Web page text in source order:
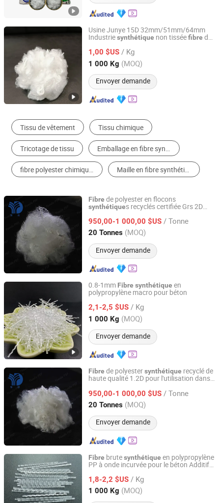
Usine Junye 15D 32mm/51mm/64mm
Industriesynthétique non tisséefibre de
1,00 $US / Kg
1 000 Kg (MOQ)
Envoyer demande
Hebei Junye Fiber Co., Ltd.
Hebei, China Depuis 2025
Fibre Chimique Filé Cuir Synthétique
Tissus Chimiques Tissu en polyester
Coton/Spandex
Fibre de polyester en flocons
synthétiques recyclés certifiée Grs 2D
950,00-1 000,00 $US / Tonne
20 Tonnes (MOQ)
Envoyer demande
Jiangyin Yueda Chemical Fiber Textile Co., Ltd.
Jiangsu, China Depuis 2025
0.8-1mm Fibre synthétique en
polypropylène macro pour béton
2,1-2,5 $US / Kg
1 000 Kg (MOQ)
Envoyer demande
Anhui, China Depuis 2011
Fibre de polyestersynthétique recyclé de
haute qualité 1.2D pour l'utilisation dans
950,00-1 000,00 $US / Tonne
20 Tonnes (MOQ)
Envoyer demande
Jiangyin Yueda Chemical Fiber Textile Co., Ltd.
Jiangsu, China Depuis 2025
Fibre brutesynthétique en polypropylène
PP à onde incurvée pour le béton Additif
1,8-2,2 $US / Kg
1 000 Kg (MOQ)
Briture Co., Ltd.
Anhui, China Depuis 2011